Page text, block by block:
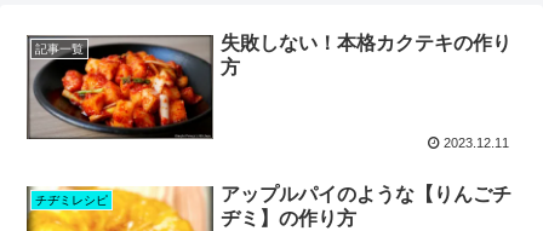
記事一覧
失敗しない！本格カクテキの作り
方
2023.12.11
チヂミレシピ
アップルパイのような【りんごチ
ヂミ】の作り方